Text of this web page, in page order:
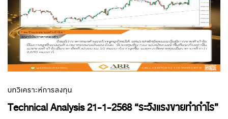
บทวิเคราะห์การลงทุน
Technical Analysis 21-1-2568 “ระวังแรงขายทำกำไร”